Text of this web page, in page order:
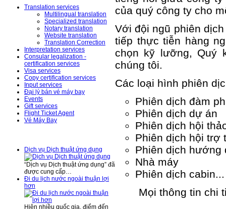
Translation services
Multilingual translation
Specialized translation
Notary translation
Website translation
Translation Correction
Interpretation services
Consular legalization -
certification services
Visa services
Copy certification services
Input services
Đại lý bán vé máy bay
Events
Gift services
Flight Ticket Agent
Vé Máy Bay
Dịch vụ Dịch thuật ứng dụng
“Dịch vụ Dịch thuật ứng dụng” đã
được cung cấp…
Đi du lịch nước ngoài thuận lợi
hơn
Hiện nhiều quốc gia, điểm đến
của quý công ty cho
Với đội ngũ phiên
tiếp thực tiễn hàng
chọn kỹ lưỡng, Quý
chúng tôi.
Các loại hình phiên
Phiên dịch đàm
Phiên dịch dự án
Phiên dịch hội
Phiên dịch hội trợ
Phiên dịch hướng
Nhà máy
Phiên dịch cabin...
Mọi thông tin chi